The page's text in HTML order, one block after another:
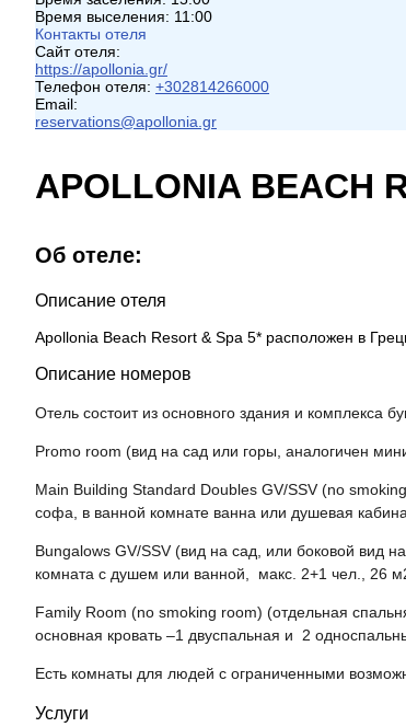
Время выселения: 11:00
Контакты отеля
Сайт отеля:
https://apollonia.gr/
Телефон отеля: +302814266000
Email:
reservations@apollonia.gr
APOLLONIA BEACH
Об отеле:
Описание отеля
Apollonia Beach Resort & Spa 5* расположен в
Описание номеров
Отель состоит из основного здания и комплекса
Promo room (вид на сад или горы, аналогичен
Main Building Standard Doubles GV/SSV (no
софа, в ванной комнате ванна или душевая
Bungalows GV/SSV (вид на сад, или боковой вид
комната с душем или ванной, макс. 2+1 чел., 26
Family Room (no smoking room) (отдельная
основная кровать –1 двуспальная и 2
Есть комнаты для людей с ограниченными
Услуги